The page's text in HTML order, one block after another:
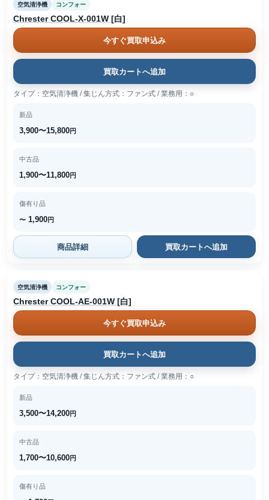
空気清浄機 コンフォー
Chrester COOL-X-001W [白]
今すぐ買取申込み
買取カートへ追加
タイプ：空気清浄機 / 集じん方式：ファン式 / 業務用：○
新品
3,900〜15,800円
中古品
1,900〜11,800円
傷有り品
〜 1,900円
商品詳細 買取カートへ追加
空気清浄機 コンフォー
Chrester COOL-AE-001W [白]
今すぐ買取申込み
買取カートへ追加
タイプ：空気清浄機 / 集じん方式：ファン式 / 業務用：○
新品
3,500〜14,200円
中古品
1,700〜10,600円
傷有り品